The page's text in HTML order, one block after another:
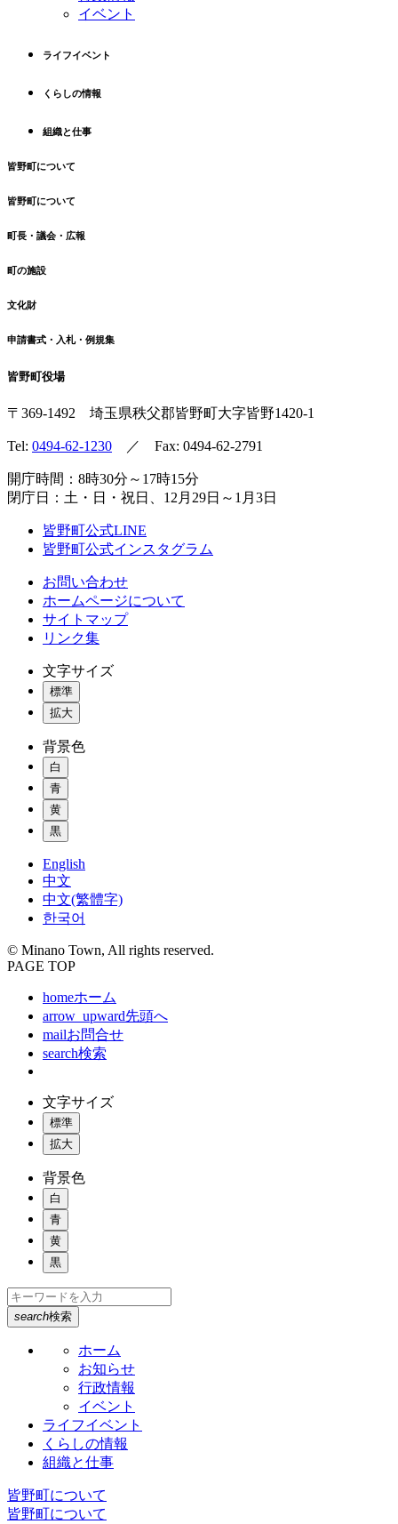
イベント
ライフイベント
くらしの情報
組織と仕事
皆野町について
皆野町について
町長・議会・広報
町の施設
文化財
申請書式・入札・例規集
皆野町役場
〒369-1492 埼玉県秩父郡皆野町大字皆野1420-1
Tel: 0494-62-1230 ／ Fax: 0494-62-2791
開庁時間：8時30分～17時15分
閉庁日：土・日・祝日、12月29日～1月3日
皆野町公式LINE
皆野町公式インスタグラム
お問い合わせ
ホームページについて
サイトマップ
リンク集
文字サイズ
標準
拡大
背景色
白
青
黄
黒
English
中文
中文(繁體字)
한국어
© Minano Town, All rights reserved.
PAGE TOP
homeホーム
arrow_upward先頭へ
mailお問合せ
search検索
文字サイズ
標準
拡大
背景色
白
青
黄
黒
search検索
ホーム
お知らせ
行政情報
イベント
ライフイベント
くらしの情報
組織と仕事
皆野町について
皆野町について